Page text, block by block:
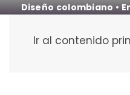
Diseño colombiano •
Ir al contenido